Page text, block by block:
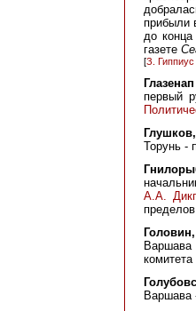
прибыли
до
газете
[З.
первый
Торунь -
А.А.
Варшава
комитета
Варшава